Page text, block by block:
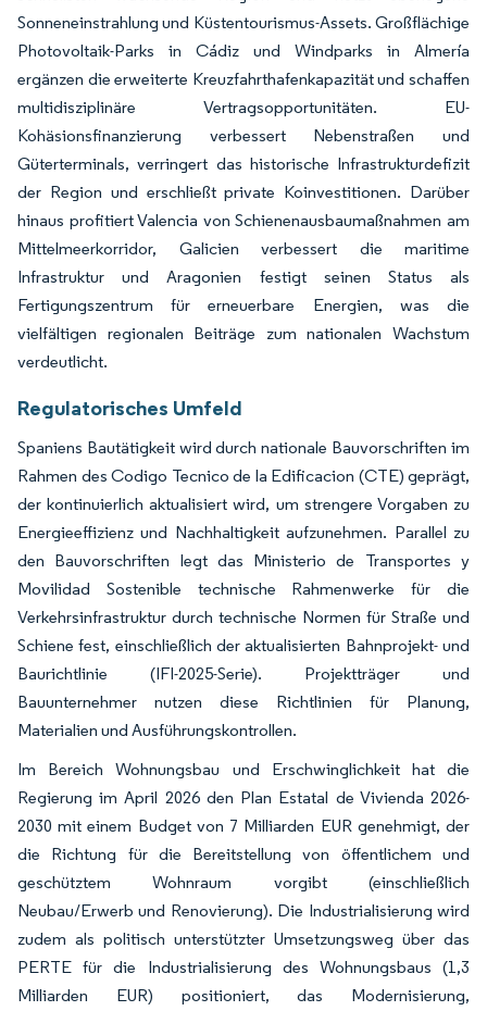
Sonneneinstrahlung und Küstentourismus-Assets. Großflächige
Photovoltaik-Parks in Cádiz und Windparks in Almería
ergänzen die erweiterte Kreuzfahrthafenkapazität und schaffen
multidisziplinäre Vertragsopportunitäten. EU-
Kohäsionsfinanzierung verbessert Nebenstraßen und
Güterterminals, verringert das historische Infrastrukturdefizit
der Region und erschließt private Koinvestitionen. Darüber
hinaus profitiert Valencia von Schienenausbaumaßnahmen am
Mittelmeerkorridor, Galicien verbessert die maritime
Infrastruktur und Aragonien festigt seinen Status als
Fertigungszentrum für erneuerbare Energien, was die
vielfältigen regionalen Beiträge zum nationalen Wachstum
verdeutlicht.
Regulatorisches Umfeld
Spaniens Bautätigkeit wird durch nationale Bauvorschriften im
Rahmen des Codigo Tecnico de la Edificacion (CTE) geprägt,
der kontinuierlich aktualisiert wird, um strengere Vorgaben zu
Energieeffizienz und Nachhaltigkeit aufzunehmen. Parallel zu
den Bauvorschriften legt das Ministerio de Transportes y
Movilidad Sostenible technische Rahmenwerke für die
Verkehrsinfrastruktur durch technische Normen für Straße und
Schiene fest, einschließlich der aktualisierten Bahnprojekt- und
Baurichtlinie (IFI-2025-Serie). Projektträger und
Bauunternehmer nutzen diese Richtlinien für Planung,
Materialien und Ausführungskontrollen.
Im Bereich Wohnungsbau und Erschwinglichkeit hat die
Regierung im April 2026 den Plan Estatal de Vivienda 2026-
2030 mit einem Budget von 7 Milliarden EUR genehmigt, der
die Richtung für die Bereitstellung von öffentlichem und
geschütztem Wohnraum vorgibt (einschließlich
Neubau/Erwerb und Renovierung). Die Industrialisierung wird
zudem als politisch unterstützter Umsetzungsweg über das
PERTE für die Industrialisierung des Wohnungsbaus (1,3
Milliarden EUR) positioniert, das Modernisierung,